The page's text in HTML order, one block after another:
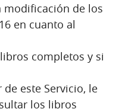
modificación de los
en cuanto al
completos y si
este Servicio, le
los libros